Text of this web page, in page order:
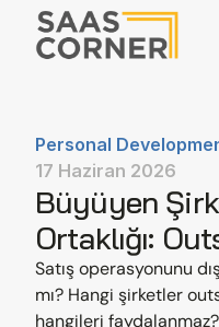
Personal
17 Haziran 2026
Büyüyen
Ortaklığı:
Satış operasyonunu
mı? Hangi şirketler
hangileri faydalanmaz?